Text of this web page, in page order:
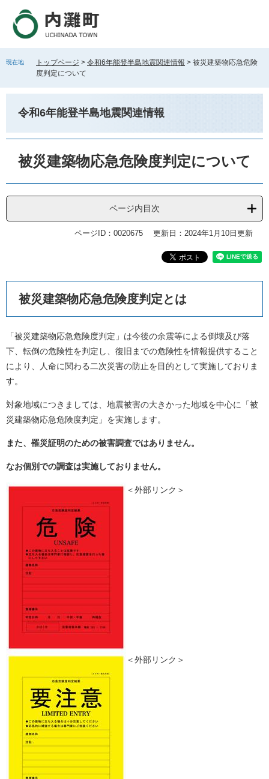
す
し
文
現在地 トップページ > 令和6年能登半島地震関連情報 > 被災建築物応急危険
度判定について
令和6年能登半島地震関連情報
被災建築物応急危険度判定について
ページ内目次
ページID：0020675 更新日：2024年1月10日更新
被災建築物応急危険度判定とは
「被災建築物応急危険度判定」は今後の余震等による倒壊及び落
下、転倒の危険性を判定し、復旧までの危険性を情報提供すること
により、人命に関わる二次災害の防止を目的として実施しておりま
す。
対象地域につきましては、地震被害の大きかった地域を中心に「被
災建築物応急危険度判定」を実施します。
また、罹災証明のための被害調査ではありません。
なお個別での調査は実施しておりません。
＜外部リンク＞
＜外部リンク＞